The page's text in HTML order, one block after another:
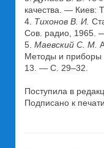
качества. — Киев:
4. Тихонов В. И.
Сов. радио, 1965.
5. Маевский С. М.
Методы и приборы
13. — С. 29–32.
Поступила в
Подписано к